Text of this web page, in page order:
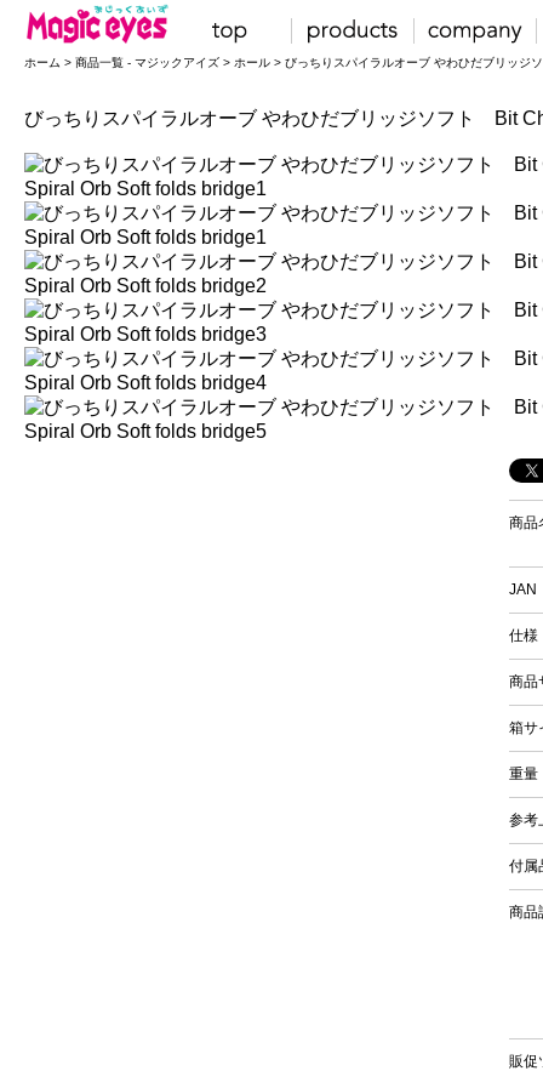
ホーム > 商品一覧 - マジックアイズ > ホール > びっちりスパイラルオーブ やわひだブリッ
びっちりスパイラルオーブ やわひだブリッジソフト Bit
商品
JAN
仕様
商品
箱サ
重量
参考
付属
商品
販促